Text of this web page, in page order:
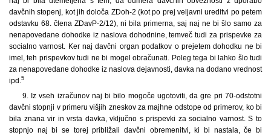
davčnih stopenj, kot jih določa ZDoh-2 (kot po prej veljavni ureditvi po petem
odstavku 68. člena ZDavP-2/12), ni bila primerna, saj naj ne bi šlo samo za
nenapovedane dohodke iz naslova dohodnine, temveč tudi za prispevke za
socialno varnost. Ker naj davčni organ podatkov o prejetem dohodku ne bi
imel, teh prispevkov tudi ne bi mogel obračunati. Poleg tega bi lahko šlo tudi
za nenapovedane dohodke iz naslova dejavnosti, davka na dodano vrednost
ipd. 5
9. Iz vseh izračunov naj bi bilo mogoče ugotoviti, da gre pri 70-odstotni
davčni stopnji v primeru višjih zneskov za majhne odstope od primerov, ko bi
bila znana vir in vrsta davka, vključno s prispevki za socialno varnost. S to
stopnjo naj bi se torej približali davčni obremenitvi, ki bi nastala, če bi